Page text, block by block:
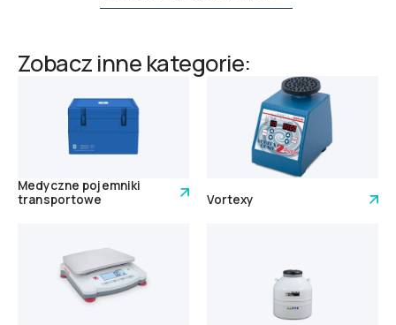
Zobacz inne kategorie:
Medyczne pojemniki
transportowe
Vortexy